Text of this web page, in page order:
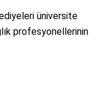
üniversite
profesyonellerinin